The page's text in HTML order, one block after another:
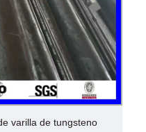
varilla de tungsteno